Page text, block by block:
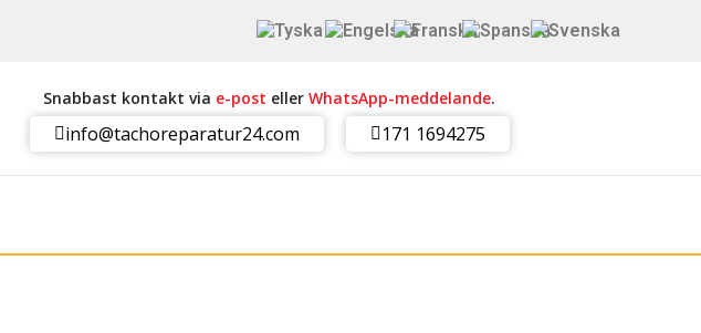
Snabbast kontakt via e-post ellerWhatsApp-meddelande.
info@tachoreparatur24.com 171 1694275